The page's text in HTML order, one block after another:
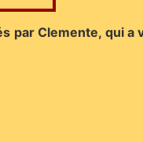
par Clemente, qui